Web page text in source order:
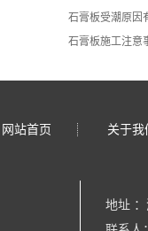
石膏板受潮原因
石膏板施工注意
网站首页 关于我
地址